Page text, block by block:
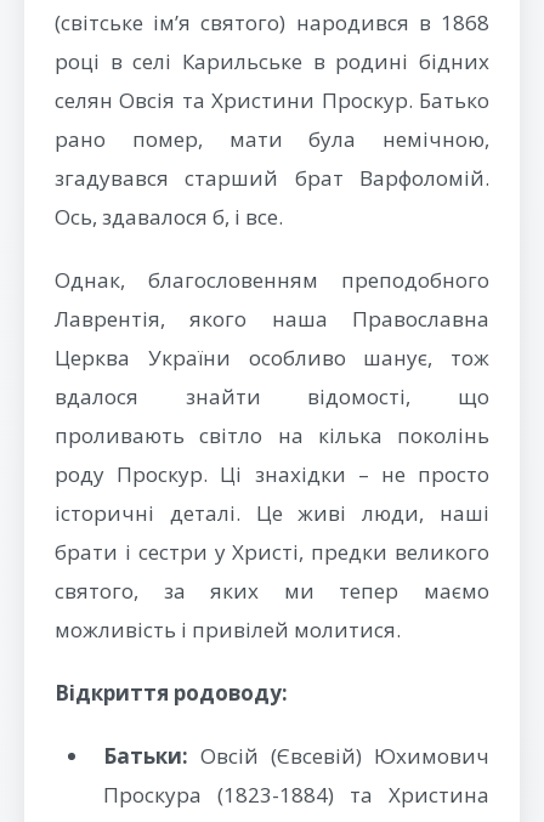
(світське ім’я святого) народився в 1868
році в селі Карильське в родині бідних
селян Овсія та Христини Проскур. Батько
рано помер, мати була немічною,
згадувався старший брат Варфоломій.
Ось, здавалося б, і все.
Однак, благословенням преподобного
Лаврентія, якого наша Православна
Церква України особливо шанує, тож
вдалося знайти відомості, що
проливають світло на кілька поколінь
роду Проскур. Ці знахідки – не просто
історичні деталі. Це живі люди, наші
брати і сестри у Христі, предки великого
святого, за яких ми тепер маємо
можливість і привілей молитися.
Відкриття родоводу:
Батьки: Овсій (Євсевій) Юхимович
Проскура (1823-1884) та Христина